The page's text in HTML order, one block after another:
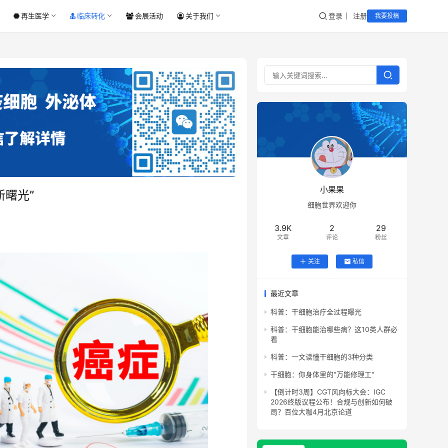
再生医学 临床转化 会展活动 关于我们 登录 注册 我要投稿
曙光” 小果果
细胞世界欢迎你
3.9K
文章
2
评论
29
粉丝
关注 私信
最近文章
科普：干细胞治疗全过程曝光
科普：干细胞能治哪些病？这10类人群必
看
科普：一文读懂干细胞的3种分类
干细胞：你身体里的"万能修理工"
【倒计时3周】CGT风向标大会：IGC
2026终版议程公布！合规与创新如何破
局？百位大咖4月北京论道